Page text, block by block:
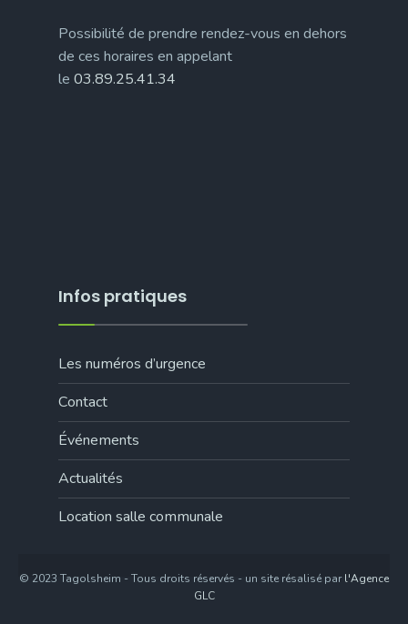
Possibilité de prendre rendez-vous en dehors
de ces horaires en appelant
le 03.89.25.41.34
Infos pratiques
Les numéros d’urgence
Contact
Événements
Actualités
Location salle communale
© 2023 Tagolsheim - Tous droits réservés - un site résalisé parl'Agence
GLC